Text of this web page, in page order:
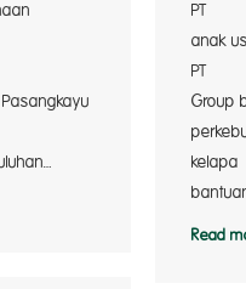
anak
Group
Read